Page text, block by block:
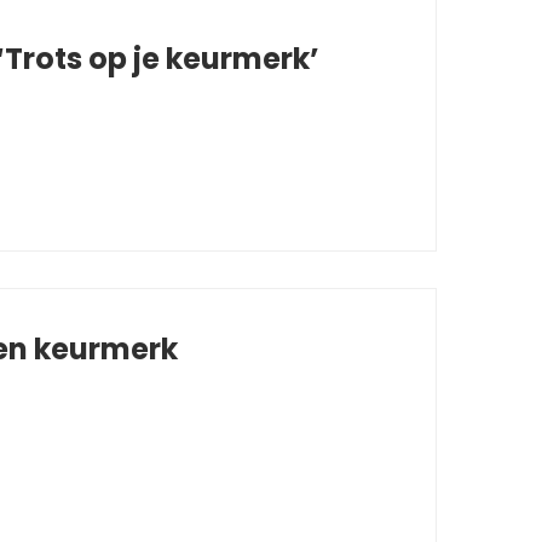
op je keurmerk’
keurmerk